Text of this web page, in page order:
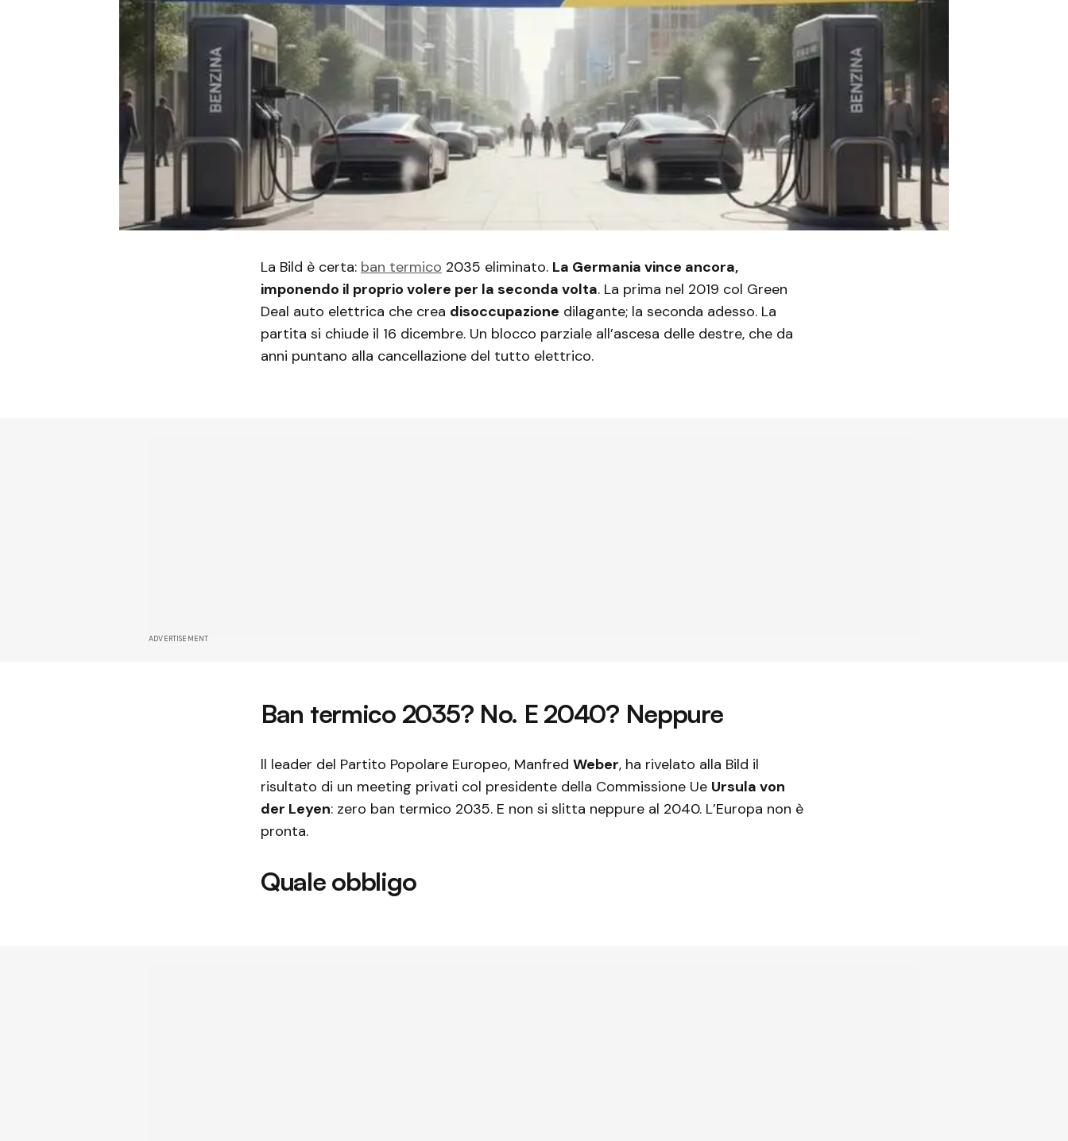
La Bild è certa: ban termico 2035 eliminato. La Germania vince ancora,
imponendo il proprio volere per la seconda volta. La prima nel 2019 col Green
Deal auto elettrica che crea disoccupazione dilagante; la seconda adesso. La
partita si chiude il 16 dicembre. Un blocco parziale all’ascesa delle destre, che da
anni puntano alla cancellazione del tutto elettrico.
ADVERTISEMENT
Ban termico 2035? No. E 2040? Neppure
ll leader del Partito Popolare Europeo, Manfred Weber, ha rivelato alla Bild il
risultato di un meeting privati col presidente della Commissione Ue Ursula von
der Leyen: zero ban termico 2035. E non si slitta neppure al 2040. L’Europa non è
pronta.
Quale obbligo